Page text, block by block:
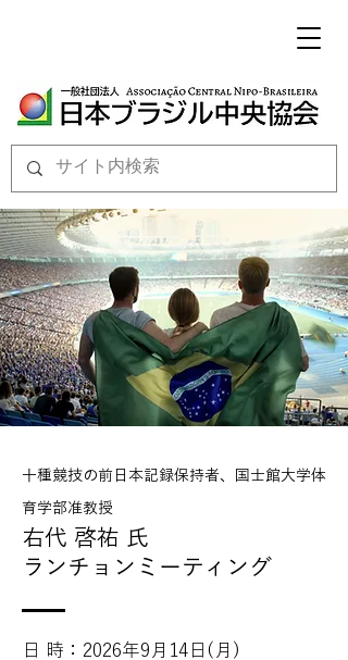
十種競技の前日本記録保持者、国士館大学体
育学部准教授
右代 啓祐 氏
ランチョンミーティング
日 時：2026年9月14日(月)